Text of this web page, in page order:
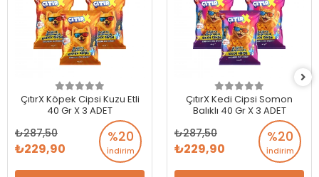
ÇıtırX Köpek Cipsi Kuzu Etli
40 Gr X 3 ADET
%20
İndirim
287,50
229,90
ÇıtırX Kedi Cipsi Somon
Balıklı 40 Gr X 3 ADET
%20
İndirim
287,50
229,90